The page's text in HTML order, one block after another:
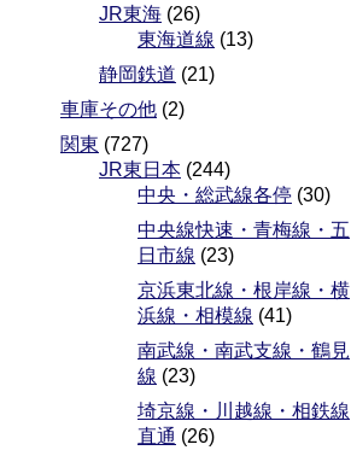
JR東海 (26)
東海道線 (13)
静岡鉄道 (21)
車庫その他 (2)
関東 (727)
JR東日本 (244)
中央・総武線各停 (30)
中央線快速・青梅線・五
日市線 (23)
京浜東北線・根岸線・横
浜線・相模線 (41)
南武線・南武支線・鶴見
線 (23)
埼京線・川越線・相鉄線
直通 (26)